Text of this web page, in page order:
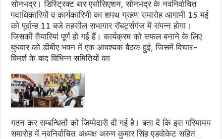
सोनभद्र। डिस्ट्रिक्ट बार एसोसिएशन, सोनभद्र के नवनिर्वाचित
पदाधिकारियों व कार्यकारिणी का शपथ ग्रहण समारोह आगामी 15 मई
को पूर्वान्ह 11 बजे तहसील सभागार रॉबर्ट्सगंज में संपन्न होगा।
जिसकी तैयारियां पूर्ण हो गई हैं। कार्यक्रम को सफल बनाने के लिए
बुधवार को डीबीए भवन में एक आवश्यक बैठक हुई, जिसमें विचार-
विमर्श के बाद विभिन्न समितियों का
गठन कर सम्बन्धितों को जिम्मेदारी दी गई है। बता दें कि इस गरिमामय
समारोह में नवनिर्वाचित अध्यक्ष अरुण कुमार सिंह एडवोकेट सहित